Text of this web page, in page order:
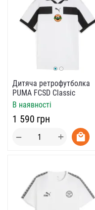
Дитяча ретрофутболка
PUMA FCSD Classic
В наявності
‍1 590‍ грн
+
−